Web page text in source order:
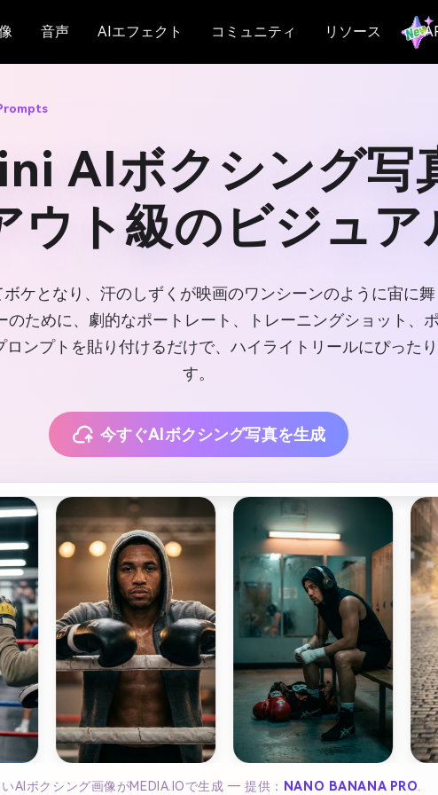
音声 AIエフェクト コミュニティ リソース
AIボクシング写
ウト級のビジュア
ケとなり、汗のしずくが映画のワンシーンのように宙に舞
のために、劇的なポートレート、トレーニングショット、
ンプトを貼り付けるだけで、ハイライトリールにぴった
す。
今すぐAIボクシング写真を生成
AIボクシング画像がMEDIA.IOで生成 ― 提供： NANO BANANA PRO